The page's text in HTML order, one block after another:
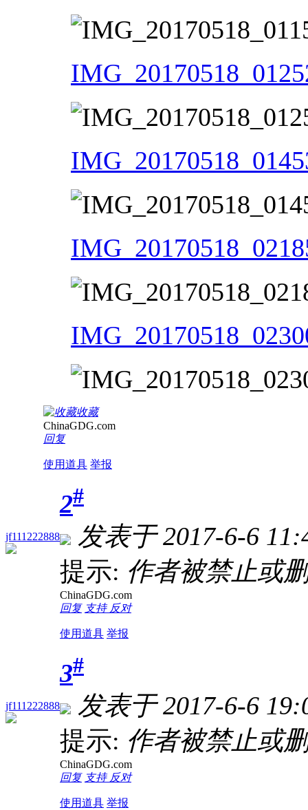
收藏
ChinaGDG.com
回复
使用道具 举报
jf111222888
2#
发表于 2017-6-6
提示: 作者被禁止或
ChinaGDG.com
回复 支持 反对
使用道具 举报
jf111222888
3#
发表于 2017-6-6
提示: 作者被禁止或
ChinaGDG.com
回复 支持 反对
使用道具 举报